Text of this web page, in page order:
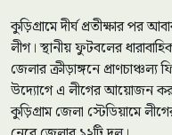
কুড়িগ্রামে দীর্ঘ প্রতীক্ষার পর
লীগ। স্থানীয় ফুটবলের
জেলার ক্রীড়াঙ্গনে
উদ্যোগে এ লীগের আয়োজন
কুড়িগ্রাম জেলা স্টেডিয়ামে